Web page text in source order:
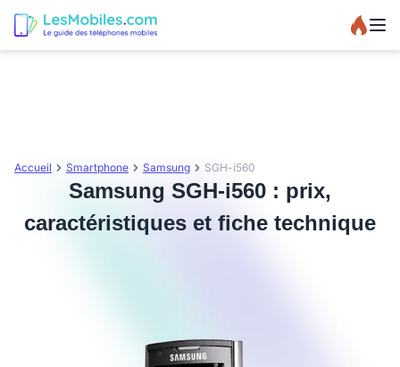
Accueil Smartphone Samsung SGH-i560
Samsung SGH-i560 : prix,
caractéristiques et fiche technique